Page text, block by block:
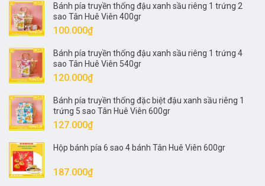
là:
90.000₫.
tại
là:
Bánh pía truyền thống đậu xanh sầu riêng 1 trứng 2
sao Tân Huê Viên 400gr
100.000₫
Bánh pía truyền thống đậu xanh sầu riêng 1 trứng 4
sao Tân Huê Viên 540gr
120.000₫
Bánh pía truyền thống đặc biệt đậu xanh sầu riêng 1
trứng 5 sao Tân Huê Viên 600gr
127.000₫
Hộp bánh pía 6 sao 4 bánh Tân Huê Viên 600gr
187.000₫